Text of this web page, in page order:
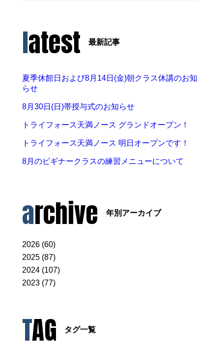
latest 最新記事
夏季休館日および8月14日(金)朝クラス休講のお知
らせ
8月30日(日)帯授与式のお知らせ
トライフォース天満ノース グランドオープン！
トライフォース天満ノース 明日オープンです！
8月のビギナークラスの練習メニューについて
archive 年別アーカイブ
2026 (60)
2025 (87)
2024 (107)
2023 (77)
TAG タグ一覧